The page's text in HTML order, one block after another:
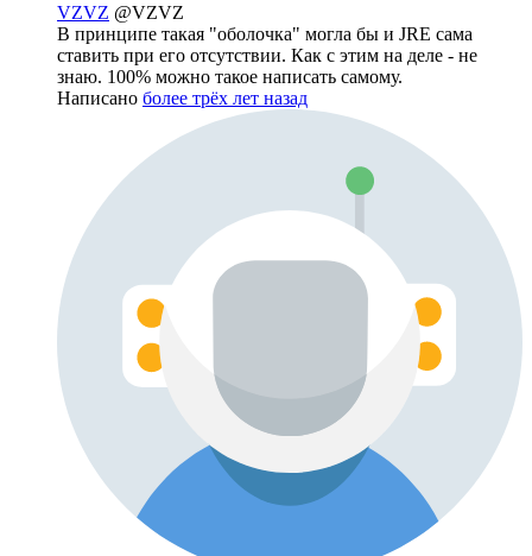
VZVZ @VZVZ
В принципе такая "оболочка" могла бы и JRE сама
ставить при его отсутствии. Как с этим на деле - не
знаю. 100% можно такое написать самому.
Написано более трёх лет назад